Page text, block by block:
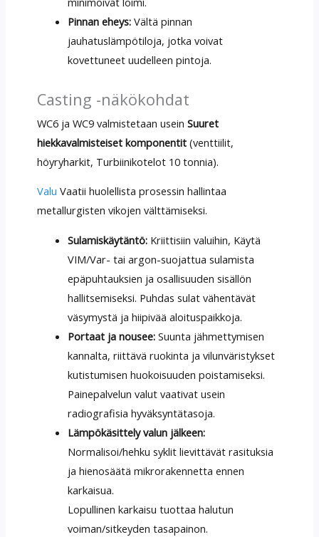
Pinnan eheys: Vältä pinnan
jauhatuslämpötiloja, jotka voivat
kovettuneet uudelleen pintoja.
Casting -näkökohdat
WC6 ja WC9 valmistetaan usein Suuret
hiekkavalmisteiset komponentit(venttiilit,
höyryharkit, Turbiinikotelot 10 tonnia).
Valu Vaatii huolellista prosessin hallintaa
metallurgisten vikojen välttämiseksi.
Sulamiskäytäntö: Kriittisiin valuihin, Käytä
VIM/Var- tai argon-suojattua sulamista
epäpuhtauksien ja osallisuuden sisällön
hallitsemiseksi. Puhdas sulat vähentävät
väsymystä ja hiipivää aloituspaikkoja.
Portaat ja nousee: Suunta jähmettymisen
kannalta, riittävä ruokinta ja vilunväristykset
kutistumisen huokoisuuden poistamiseksi.
Painepalvelun valut vaativat usein
radiografisia hyväksyntätasoja.
Lämpökäsittely valun jälkeen:
Normalisoi/hehku syklit lievittävät rasituksia
ja hienosäätä mikrorakennetta ennen
karkaisua.
Lopullinen karkaisu tuottaa halutun
voiman/sitkeyden tasapainon.